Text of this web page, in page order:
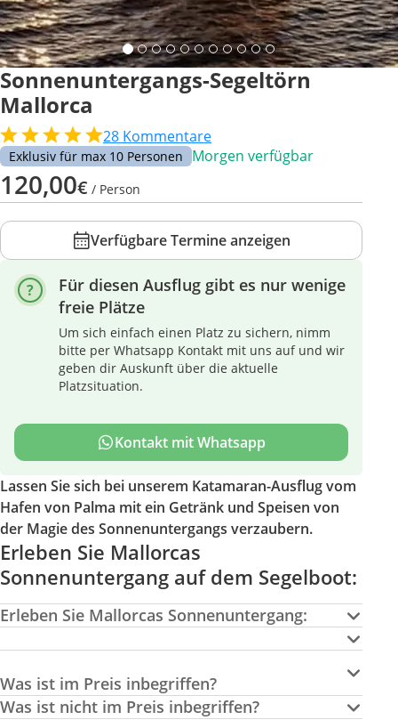
Sonnenuntergangs-Segeltörn
Mallorca
28 Kommentare
Exklusiv für max 10 Personen Morgen verfügbar
120,00€ / Person
Verfügbare Termine anzeigen
Für diesen Ausflug gibt es nur wenige
freie Plätze
Um sich einfach einen Platz zu sichern, nimm
bitte per Whatsapp Kontakt mit uns auf und wir
geben dir Auskunft über die aktuelle
Platzsituation.
Kontakt mit Whatsapp
Lassen Sie sich bei unserem Katamaran-Ausflug vom
Hafen von Palma mit ein Getränk und Speisen von
der Magie des Sonnenuntergangs verzaubern.
Erleben Sie Mallorcas
Sonnenuntergang auf dem Segelboot:
Erleben Sie Mallorcas Sonnenuntergang:
Was ist im Preis inbegriffen?
Was ist nicht im Preis inbegriffen?